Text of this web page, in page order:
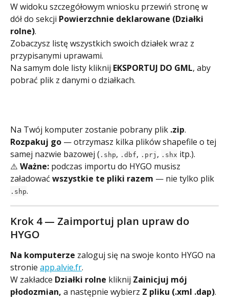
W widoku szczegółowym wniosku przewiń stronę w
dół do sekcji Powierzchnie deklarowane (Działki
rolne).
Zobaczysz listę wszystkich swoich działek wraz z
przypisanymi uprawami.
Na samym dole listy kliknij EKSPORTUJ DO GML, aby
pobrać plik z danymi o działkach.
Na Twój komputer zostanie pobrany plik .zip.
Rozpakuj go — otrzymasz kilka plików shapefile o tej
samej nazwie bazowej ( .shp, .dbf, .prj , .shx itp.).
⚠️ Ważne: podczas importu do HYGO musisz
załadować wszystkie te pliki razem — nie tylko plik
.shp.
Krok 4 — Zaimportuj plan upraw do
HYGO
Na komputerze zaloguj się na swoje konto HYGO na
stronie app.alvie.fr.
W zakładce Działki rolne kliknij Zainicjuj mój
płodozmian, a następnie wybierz Z pliku (.xml .dap).